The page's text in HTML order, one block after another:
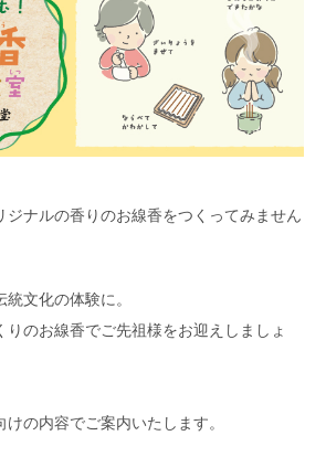
ジナルの香りのお線香をつくってみません
文化の体験に。
りのお線香でご先祖様をお迎えしましょ
の内容でご案内いたします。